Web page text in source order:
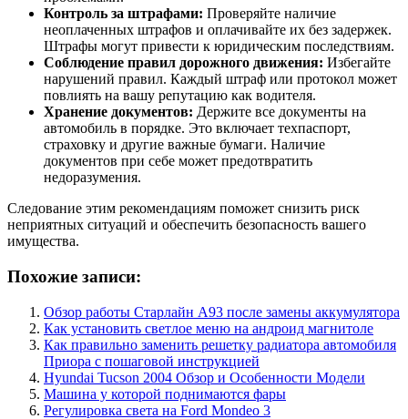
Контроль за штрафами: Проверяйте наличие
неоплаченных штрафов и оплачивайте их без задержек.
Штрафы могут привести к юридическим последствиям.
Соблюдение правил дорожного движения: Избегайте
нарушений правил. Каждый штраф или протокол может
повлиять на вашу репутацию как водителя.
Хранение документов: Держите все документы на
автомобиль в порядке. Это включает техпаспорт,
страховку и другие важные бумаги. Наличие
документов при себе может предотвратить
недоразумения.
Следование этим рекомендациям поможет снизить риск
неприятных ситуаций и обеспечить безопасность вашего
имущества.
Похожие записи:
Обзор работы Старлайн А93 после замены аккумулятора
Как установить светлое меню на андроид магнитоле
Как правильно заменить решетку радиатора автомобиля
Приора с пошаговой инструкцией
Hyundai Tucson 2004 Обзор и Особенности Модели
Машина у которой поднимаются фары
Регулировка света на Ford Mondeo 3